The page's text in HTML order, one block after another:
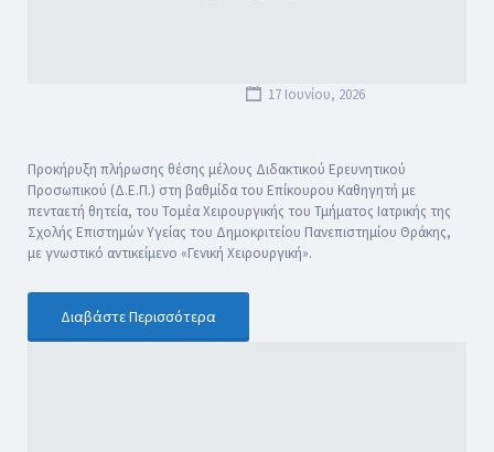
17 Ιουνίου, 2026
Προκήρυξη πλήρωσης θέσης μέλους Διδακτικού Ερευνητικού
Προσωπικού (Δ.Ε.Π.) στη βαθμίδα του Επίκουρου Καθηγητή με
πενταετή θητεία, του Τομέα Χειρουργικής του Τμήματος Ιατρικής της
Σχολής Επιστημών Υγείας του Δημοκριτείου Πανεπιστημίου Θράκης,
με γνωστικό αντικείμενο «Γενική Χειρουργική».
Διαβάστε Περισσότερα